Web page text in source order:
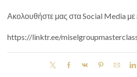
Ακολουθήστε μας στα Social Media με
https://linktr.ee/